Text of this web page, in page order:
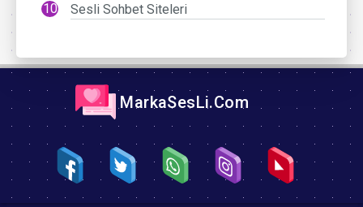
Sesli Sohbet Siteleri
MarkaSesLi.Com